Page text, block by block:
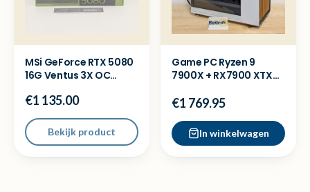
MSi GeForce RTX 5080
16G Ventus 3X OC
€1 135.00
Bekijk product
Game PC Ryzen 9
7900X + RX7900 XTX
2TB m2
€1 769.95
In winkelwagen